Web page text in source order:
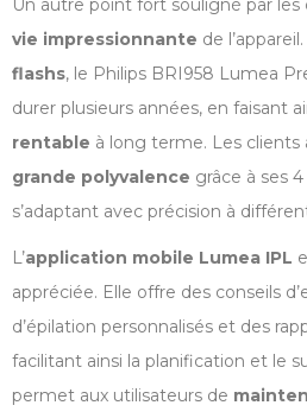
Un autre point fort souligné par les
vie impressionnante de
flashs, le Philips BRI958 Lumea
durer plusieurs années, en faisant
rentable à long terme. Les
grande polyvalence grâce à ses
s’adaptant avec précision à
L’application mobile Lumea IPL
appréciée. Elle offre des conseils
d’épilation personnalisés et des
facilitant ainsi la planification et le
permet aux utilisateurs de